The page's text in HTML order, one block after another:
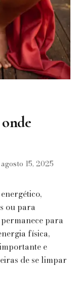
agosto 15, 2025
ou para
para
física,
e
de se limpar